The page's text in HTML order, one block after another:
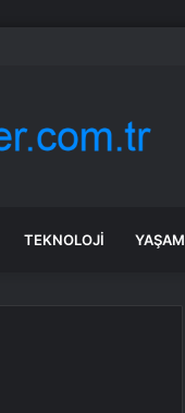
TEKNOLOJI YAŞAM